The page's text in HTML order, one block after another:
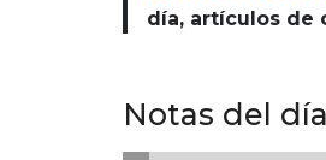
día, artículos de
Notas del